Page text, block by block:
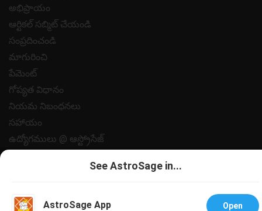
అభిప్రాయం
ఆర్టికల్ సబ్మిట్ చేయండి
సంప్రదించండి
మాగురించి
పేమెంట్
గోప్యత విధానం
నియమ నిబంధనలు
సహాయం
ఉద్యోగములు @ ఆస్ట్రోసేజ్
All copyrights reserved 2025AstroSage.com
See AstroSage in...
AstroSage App Open